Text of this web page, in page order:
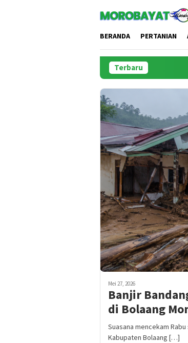
BERANDA PERTANIAN
Terbaru
Mei 27, 2026
Banjir
di Bolaang
Suasana mencekam
Kabupaten Bolaang […]